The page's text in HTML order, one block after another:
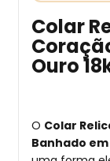
Colar
Ouro
O Colar
Banhado em